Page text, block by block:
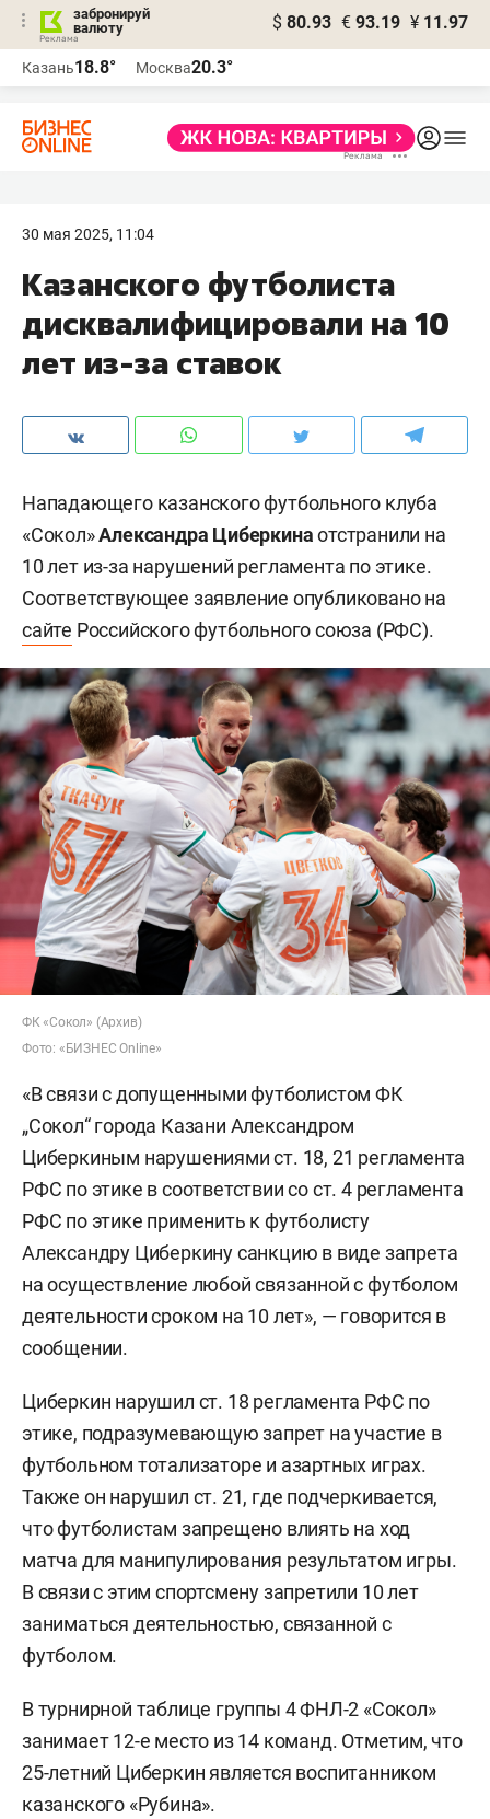
забронируй
валюту
$ 80.93 € 93.19 ¥ 11.97
Казань18.8° Москва20.3°
30 мая 2025, 11:04
Казанского футболиста
дисквалифицировали на 10
лет из-за ставок
Нападающего казанского футбольного клуба
«Сокол»Александра Циберкинаотстранили на
10 лет из-за нарушений регламента по этике.
Соответствующее заявление опубликовано на
сайте Российского футбольного союза (РФС).
ФК «Сокол» (Архив)
Фото: «БИЗНЕС Online»
«В связи с допущенными футболистом ФК
„Сокол“ города Казани Александром
Циберкиным нарушениями ст. 18, 21 регламента
РФС по этике в соответствии со ст. 4 регламента
РФС по этике применить к футболисту
Александру Циберкину санкцию в виде запрета
на осуществление любой связанной с футболом
деятельности сроком на 10 лет», — говорится в
сообщении.
Циберкин нарушил ст. 18 регламента РФС по
этике, подразумевающую запрет на участие в
футбольном тотализаторе и азартных играх.
Также он нарушил ст. 21, где подчеркивается,
что футболистам запрещено влиять на ход
матча для манипулирования результатом игры.
В связи с этим спортсмену запретили 10 лет
заниматься деятельностью, связанной с
футболом.
В турнирной таблице группы 4 ФНЛ-2 «Сокол»
занимает 12-е место из 14 команд. Отметим, что
25-летний Циберкин является воспитанником
казанского «Рубина».